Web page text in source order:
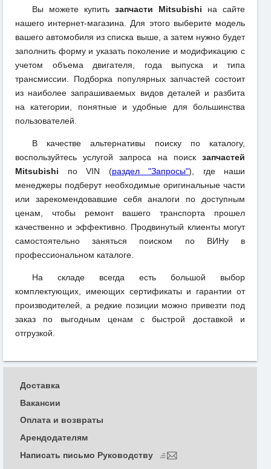
Вы можете купить запчасти Mitsubishi на сайте
нашего интернет-магазина. Для этого выберите модель
вашего автомобиля из списка выше, а затем нужно будет
заполнить форму и указать поколение и модификацию с
учетом объема двигателя, года выпуска и типа
трансмиссии. Подборка популярных запчастей состоит
из наиболее запрашиваемых видов деталей и разбита
на категории, понятные и удобные для большинства
пользователей.
В качестве альтернативы поиску по каталогу,
воспользуйтесь услугой запроса на поиск запчастей
Mitsubishi по VIN (раздел "Запросы"), где наши
менеджеры подберут необходимые оригинальные части
или зарекомендовавшие себя аналоги по доступным
ценам, чтобы ремонт вашего транспорта прошел
качественно и эффективно. Продвинутый клиенты могут
самостоятельно заняться поиском по ВИНу в
профессиональном каталоге.
На складе всегда есть большой выбор
комплектующих, имеющих сертификаты и гарантии от
производителей, а редкие позиции можно привезти под
заказ по выгодным ценам с быстрой доставкой и
отгрузкой.
Доставка
Вакансии
Оплата и возвраты
Арендодателям
Написать письмо Руководству